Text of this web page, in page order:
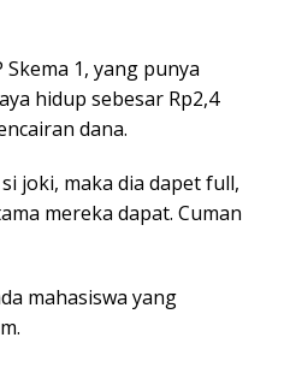
1, yang punya
hidup sebesar Rp2,4
dana.
joki, maka dia dapet full,
mereka dapat. Cuman
mahasiswa yang